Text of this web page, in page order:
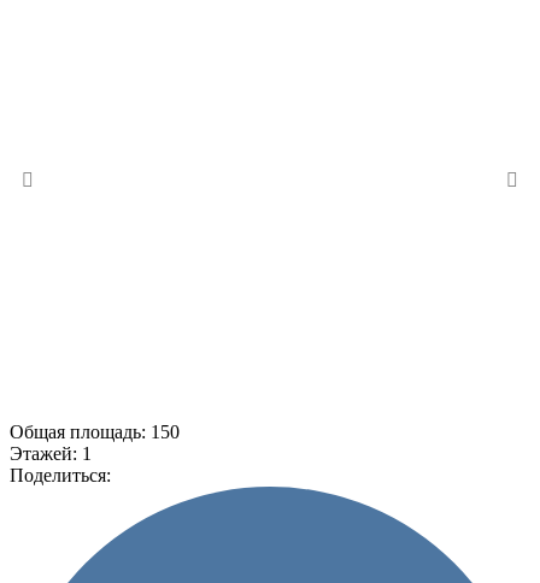
Общая площадь: 150
Этажей: 1
Поделиться: